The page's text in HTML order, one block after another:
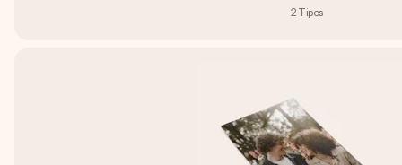
2 Tipos